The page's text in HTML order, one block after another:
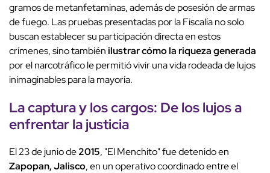
gramos de metanfetaminas, además de posesión de armas
de fuego. Las pruebas presentadas por la Fiscalía no solo
buscan establecer su participación directa en estos
crímenes, sino tambiénilustrar cómo la riqueza generada
por el narcotráfico le permitió vivir una vida rodeada de lujos
inimaginables para la mayoría.
La captura y los cargos: De los lujos a
enfrentar la justicia
El 23 de junio de2015, "El Menchito" fue detenido en
Zapopan, Jalisco, en un operativo coordinado entre el